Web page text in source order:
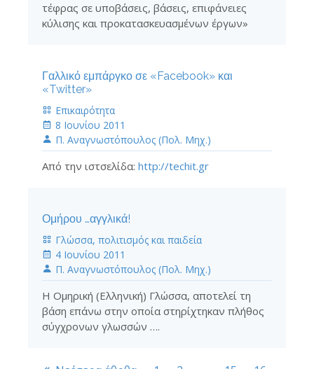
τέφρας σε υποβάσεις, βάσεις, επιφάνειες
κύλισης και προκατασκευασμένων έργων»
Γαλλικό εμπάργκο σε «Facebook» και
«Twitter»
Επικαιρότητα
8 Ιουνίου 2011
Π. Αναγνωστόπουλος (Πολ. Μηχ.)
Από την ιστσελίδα: http://techit.gr
Ομήρου …αγγλικά!
Γλώσσα, πολιτισμός και παιδεία
4 Ιουνίου 2011
Π. Αναγνωστόπουλος (Πολ. Μηχ.)
Η Ομηρική (Ελληνική) Γλώσσα, αποτελεί τη
βάση επάνω στην οποία στηρίχτηκαν πλήθος
σύγχρονων γλωσσών ….